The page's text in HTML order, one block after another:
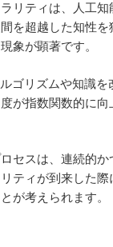
リティは、人工
を超越した知性を
象が顕著です。
ゴリズムや知識を
が指数関数的に向
セスは、連続的
ティが到来した
が考えられます。